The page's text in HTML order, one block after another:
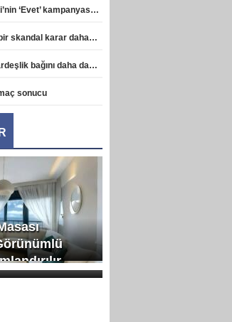
Celal Kılıçdaroğlu, AK Parti’nin ‘Evet’ kampanyasına destek verdi haberi
Son dakika! Almanya’dan bir skandal karar daha! haberi
Diriliş dizisi, Afgan-Türk kardeşlik bağını daha da pekiştirdi haberi
sonucu